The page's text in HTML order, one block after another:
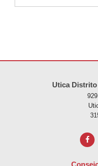
Utica